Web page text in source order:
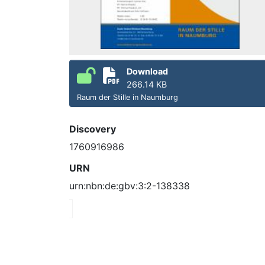
Download
266.14 KB
Raum der Stille in Naumburg
Discovery
1760916986
URN
urn:nbn:de:gbv:3:2-138338